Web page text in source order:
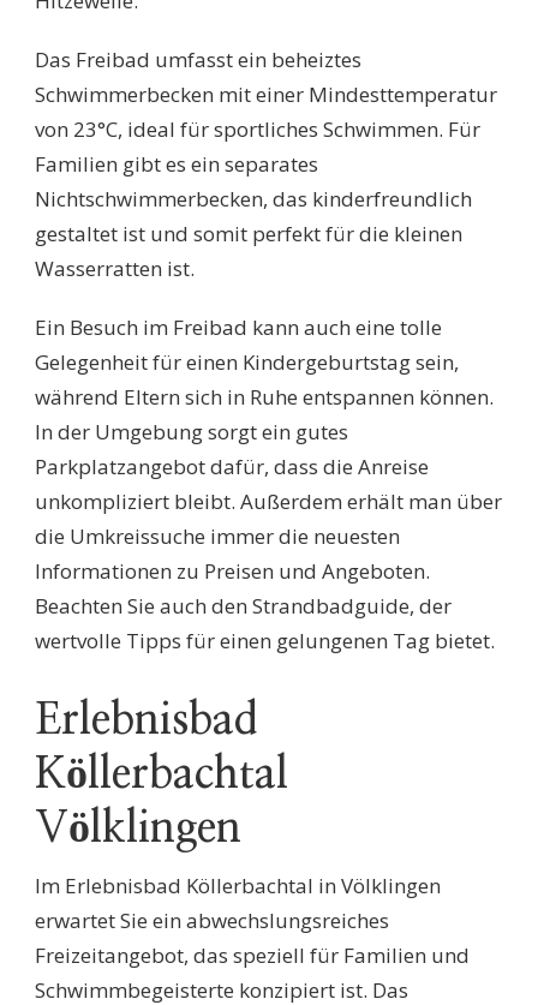
Das Freibad umfasst ein beheiztes
Schwimmerbecken mit einer Mindesttemperatur
von 23°C, ideal für sportliches Schwimmen. Für
Familien gibt es ein separates
Nichtschwimmerbecken, das kinderfreundlich
gestaltet ist und somit perfekt für die kleinen
Wasserratten ist.
Ein Besuch im Freibad kann auch eine tolle
Gelegenheit für einen Kindergeburtstag sein,
während Eltern sich in Ruhe entspannen können.
In der Umgebung sorgt ein gutes
Parkplatzangebot dafür, dass die Anreise
unkompliziert bleibt. Außerdem erhält man über
die Umkreissuche immer die neuesten
Informationen zu Preisen und Angeboten.
Beachten Sie auch den Strandbadguide, der
wertvolle Tipps für einen gelungenen Tag bietet.
Erlebnisbad
Köllerbachtal
Völklingen
Im Erlebnisbad Köllerbachtal in Völklingen
erwartet Sie ein abwechslungsreiches
Freizeitangebot, das speziell für Familien und
Schwimmbegeisterte konzipiert ist. Das